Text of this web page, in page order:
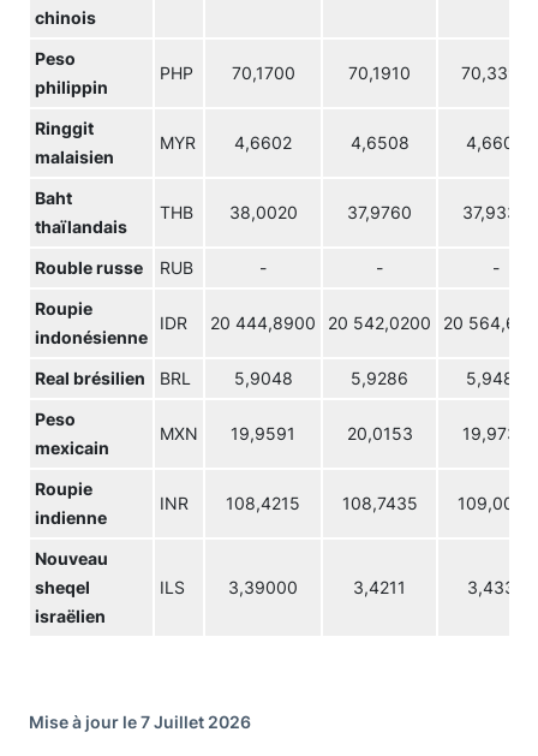
chinois
Peso
philippin
PHP 70,1700 70,1910 70,3390
Ringgit
malaisien
MYR 4,6602 4,6508 4,6605
Baht
thaïlandais
THB 38,0020 37,9760 37,9330
Rouble russe RUB - - -
Roupie
indonésienne
IDR 20 444,8900 20 542,0200 20
Real brésilien BRL 5,9048 5,9286 5,9486
Peso
mexicain
MXN 19,9591 20,0153 19,9736
Roupie
indienne
INR 108,4215 108,7435 109,0020
Nouveau
sheqel
israëlien
ILS 3,39000 3,4211 3,4331
Mise à jour le 7 Juillet 2026